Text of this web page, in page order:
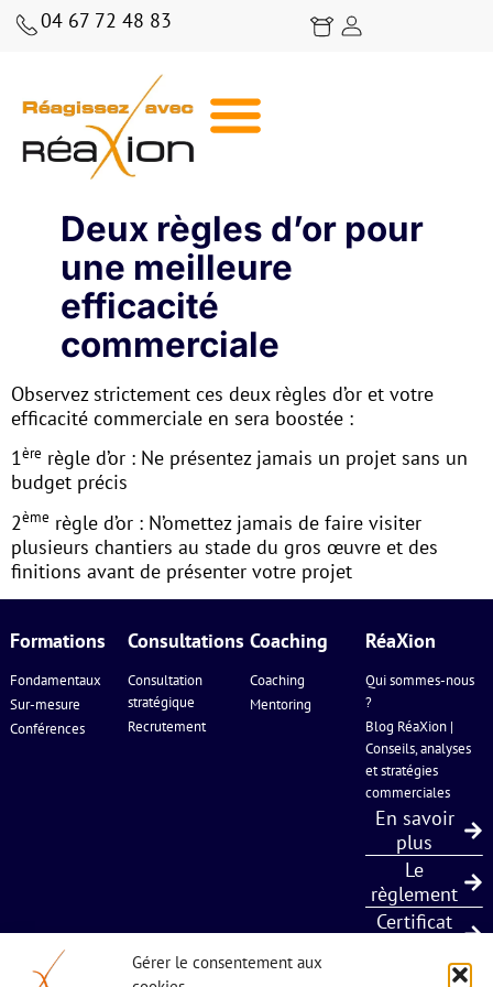
Gérer le consentement aux
04 67 72 48 83
Deux règles d’or pour
une meilleure
efficacité
commerciale
Observez strictement ces deux règles d’or et votre
efficacité commerciale en sera boostée :
1ère règle d’or : Ne présentez jamais un projet sans un
budget précis
2ème règle d’or : N’omettez jamais de faire visiter
plusieurs chantiers au stade du gros œuvre et des
finitions avant de présenter votre projet
Formations
Fondamentaux
Sur-mesure
Conférences
Consultations
Consultation
stratégique
Recrutement
Coaching
Coaching
Mentoring
RéaXion
Qui sommes-nous
?
Blog RéaXion |
Conseils, analyses
et stratégies
commerciales
En savoir
plus
Le
règlement
Certificat